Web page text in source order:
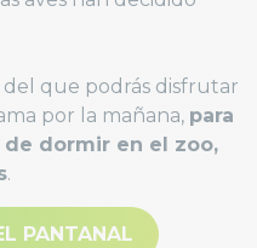
que podrás disfrutar
por la mañana, para
dormir en el zoo,
.
PANTANAL